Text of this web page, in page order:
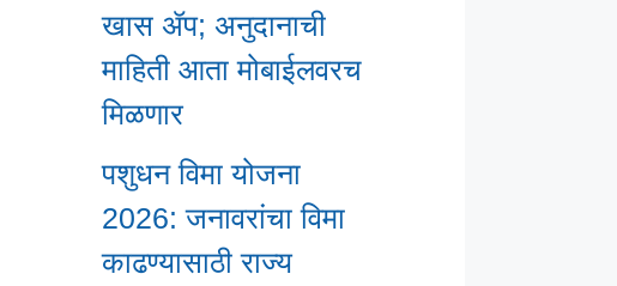
खास ॲप; अनुदानाची
माहिती आता मोबाईलवरच
मिळणार
पशुधन विमा योजना
2026: जनावरांचा विमा
काढण्यासाठी राज्य